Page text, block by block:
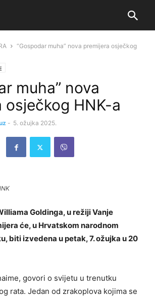
“Gospodar muha” nova premijera osječkog
muha” nova
osječkog HNK-a
- 5. ožujka 2025.
Goldinga, u režiji Vanje
će, u Hrvatskom narodnom
biti izvedena u petak, 7. ožujka u 20
govori o svijetu u trenutku
rata. Jedan od zrakoplova kojima se